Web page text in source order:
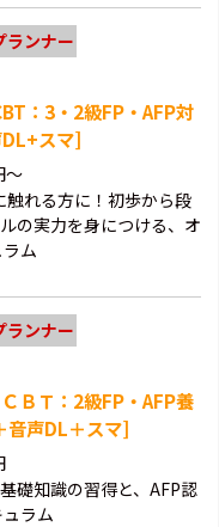
ランナー
：3・2級FP・AFP対
スマ]
～
れる方に！初歩から段
の実力を身につける、オ
ム
ランナー
ＢＴ：2級FP・AFP養
音声DL＋スマ]
礎知識の習得と、AFP認
ラム